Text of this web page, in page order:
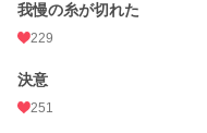
恋愛 1,658 位 / 66,339 件
我慢の糸が切れた
229
決意
251